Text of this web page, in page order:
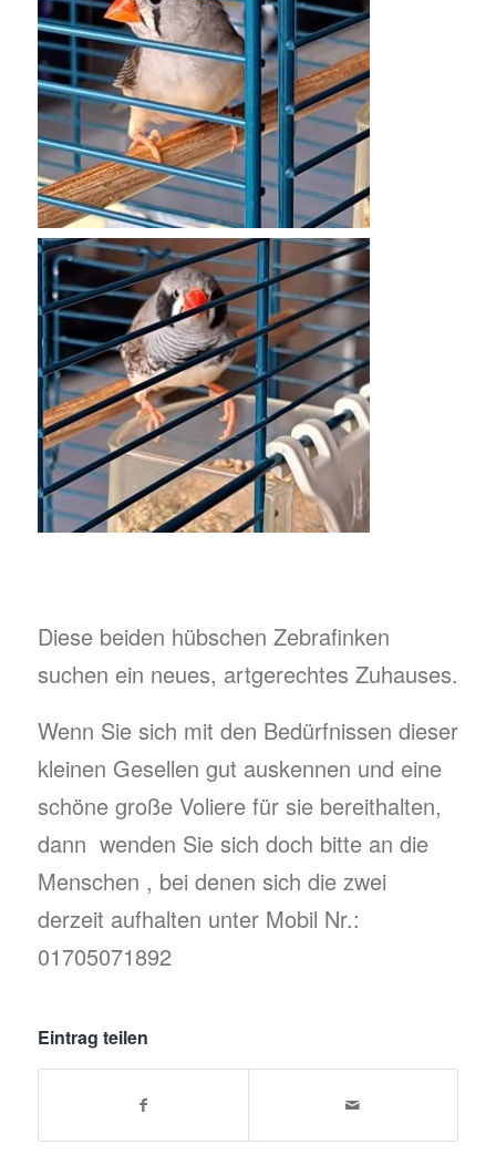
Diese beiden hübschen Zebrafinken
suchen ein neues, artgerechtes Zuhauses.
Wenn Sie sich mit den Bedürfnissen dieser
kleinen Gesellen gut auskennen und eine
schöne große Voliere für sie bereithalten,
dann wenden Sie sich doch bitte an die
Menschen , bei denen sich die zwei
derzeit aufhalten unter Mobil Nr.:
01705071892
Eintrag teilen